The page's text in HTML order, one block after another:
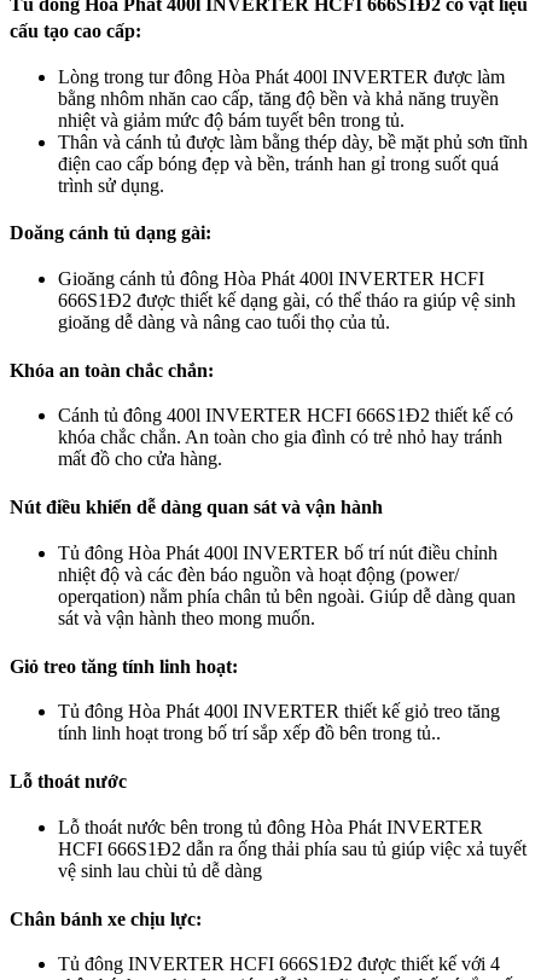
cấu tạo cao cấp:
Lòng trong tur đông Hòa Phát 400l INVERTER được làm
bằng nhôm nhăn cao cấp, tăng độ bền và khả năng truyền
nhiệt và giảm mức độ bám tuyết bên trong tủ.
Thân và cánh tủ được làm bằng thép dày, bề mặt phủ sơn tĩnh
điện cao cấp bóng đẹp và bền, tránh han gỉ trong suốt quá
trình sử dụng.
Doăng cánh tủ dạng gài:
Gioăng cánh tủ đông Hòa Phát 400l INVERTER HCFI
666S1Đ2 được thiết kế dạng gài, có thể tháo ra giúp vệ sinh
gioăng dễ dàng và nâng cao tuổi thọ của tủ.
Khóa an toàn chắc chắn:
Cánh tủ đông 400l INVERTER HCFI 666S1Đ2 thiết kế có
khóa chắc chắn. An toàn cho gia đình có trẻ nhỏ hay tránh
mất đồ cho cửa hàng.
Nút điều khiển dễ dàng quan sát và vận hành
Tủ đông Hòa Phát 400l INVERTER bố trí nút điều chỉnh
nhiệt độ và các đèn báo nguồn và hoạt động (power/
operqation) nằm phía chân tủ bên ngoài. Giúp dễ dàng quan
sát và vận hành theo mong muốn.
Giỏ treo tăng tính linh hoạt:
Tủ đông Hòa Phát 400l INVERTER thiết kế giỏ treo tăng
tính linh hoạt trong bố trí sắp xếp đồ bên trong tủ..
Lỗ thoát nước
Lỗ thoát nước bên trong tủ đông Hòa Phát INVERTER
HCFI 666S1Đ2 dẫn ra ống thải phía sau tủ giúp việc xả tuyết
vệ sinh lau chùi tủ dễ dàng
Chân bánh xe chịu lực:
Tủ đông INVERTER HCFI 666S1Đ2 được thiết kế với 4